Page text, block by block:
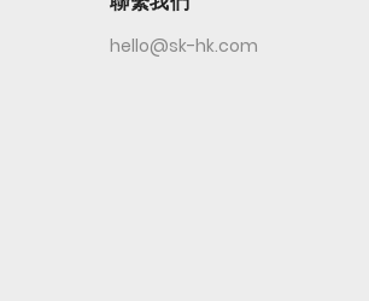
hello@sk-hk.com